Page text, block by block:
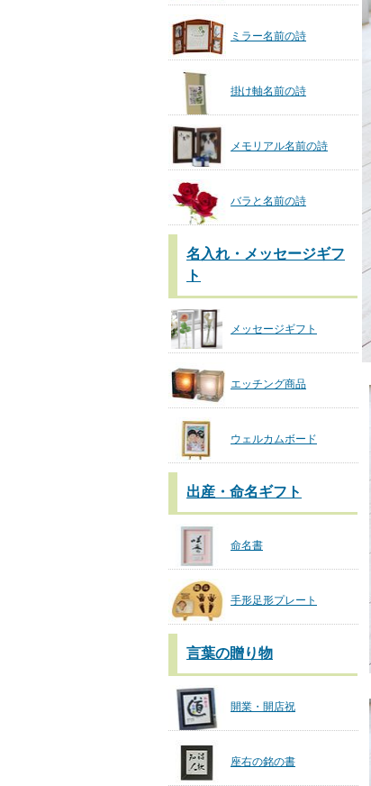
ミラー名前の詩
掛け軸名前の詩
メモリアル名前の詩
バラと名前の詩
名入れ・メッセージギフ
ト
メッセージギフト
エッチング商品
ウェルカムボード
出産・命名ギフト
命名書
手形足形プレート
言葉の贈り物
開業・開店祝
座右の銘の書